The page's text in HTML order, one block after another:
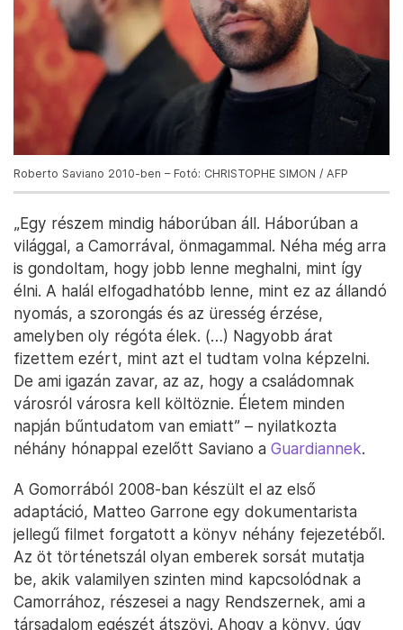
Roberto Saviano 2010-ben – Fotó: CHRISTOPHE SIMON / AFP
„Egy részem mindig háborúban áll. Háborúban a
világgal, a Camorrával, önmagammal. Néha még arra
is gondoltam, hogy jobb lenne meghalni, mint így
élni. A halál elfogadhatóbb lenne, mint ez az állandó
nyomás, a szorongás és az üresség érzése,
amelyben oly régóta élek. (…) Nagyobb árat
fizettem ezért, mint azt el tudtam volna képzelni.
De ami igazán zavar, az az, hogy a családomnak
városról városra kell költöznie. Életem minden
napján bűntudatom van emiatt” – nyilatkozta
néhány hónappal ezelőtt Saviano a Guardiannek.
A Gomorrából 2008-ban készült el az első
adaptáció, Matteo Garrone egy dokumentarista
jellegű filmet forgatott a könyv néhány fejezetéből.
Az öt történetszál olyan emberek sorsát mutatja
be, akik valamilyen szinten mind kapcsolódnak a
Camorrához, részesei a nagy Rendszernek, ami a
társadalom egészét átszövi. Ahogy a könyv, úgy